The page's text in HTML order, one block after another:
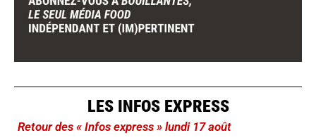
LES INFOS EXPRESS
Retour des « Infos express » lundi 17 août